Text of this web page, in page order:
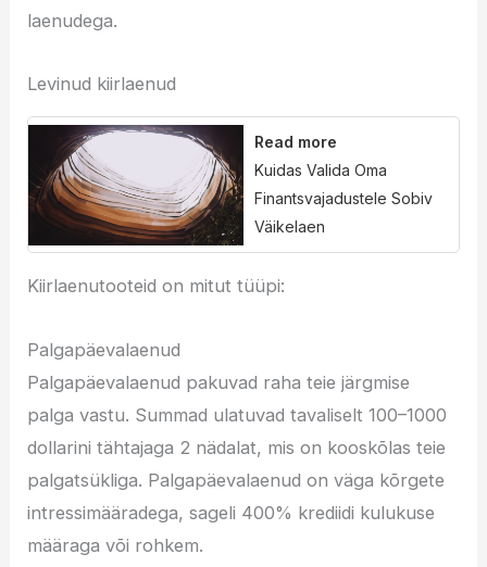
laenudega.
Levinud kiirlaenud
Read more
Kuidas Valida Oma
Finantsvajadustele Sobiv
Väikelaen
Kiirlaenutooteid on mitut tüüpi:
Palgapäevalaenud
Palgapäevalaenud pakuvad raha teie järgmise
palga vastu. Summad ulatuvad tavaliselt 100–1000
dollarini tähtajaga 2 nädalat, mis on kooskõlas teie
palgatsükliga. Palgapäevalaenud on väga kõrgete
intressimääradega, sageli 400% krediidi kulukuse
määraga või rohkem.